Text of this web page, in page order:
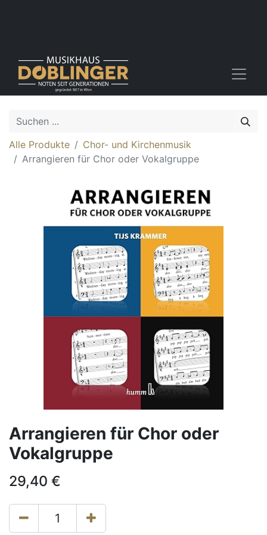
Alle Produkte
Chor- und Kirchenmusik
Arrangieren für Chor oder Vokalgruppe
Arrangieren für Chor oder
Vokalgruppe
29,40 €